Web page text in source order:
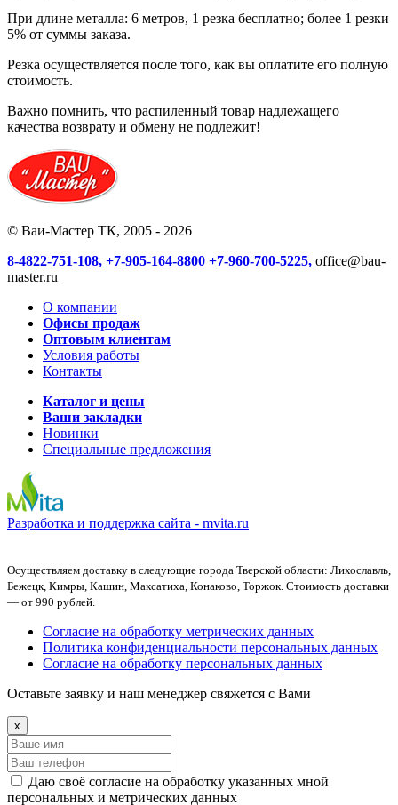
При длине металла: 6 метров, 1 резка бесплатно; более 1 резки
5% от суммы заказа.
Резка осуществляется после того, как вы оплатите его полную
стоимость.
Важно помнить, что распиленный товар надлежащего
качества возврату и обмену не подлежит!
© Ваи-Мастер ТК, 2005 - 2026
8-4822-751-108, +7-905-164-8800 +7-960-700-5225, office@bau-
master.ru
О компании
Офисы продаж
Оптовым клиентам
Условия работы
Контакты
Каталог и цены
Ваши закладки
Новинки
Специальные предложения
Разработка и поддержка сайта - mvita.ru
Осуществляем доставку в следующие города Тверской области: Лихославль,
Бежецк, Кимры, Кашин, Максатиха, Конаково, Торжок. Стоимость доставки
— от 990 рублей.
Согласие на обработку метрических данных
Политика конфиденциальности персональных данных
Согласие на обработку персональных данных
Оставьте заявку и наш менеджер свяжется с Вами
x
Даю своё согласие на обработку указанных мной
персональных и метрических данных